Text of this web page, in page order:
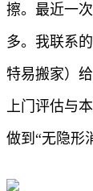
擦。最近一
多。我联系
特易搬家）
上门评估与
做到“无隐形